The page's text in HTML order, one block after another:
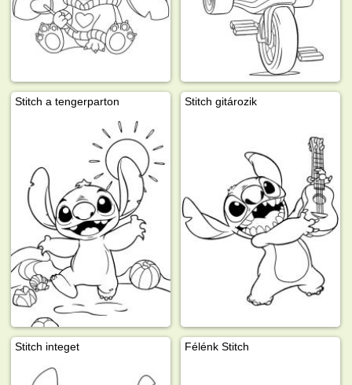
Stitch a tengerparton Stitch gitározik
Stitch integet Félénk Stitch